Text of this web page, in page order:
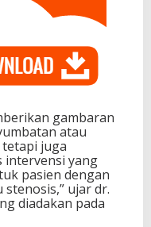
gambaran
atau
juga
intervensi yang
pasien dengan
ujar dr.
diadakan pada